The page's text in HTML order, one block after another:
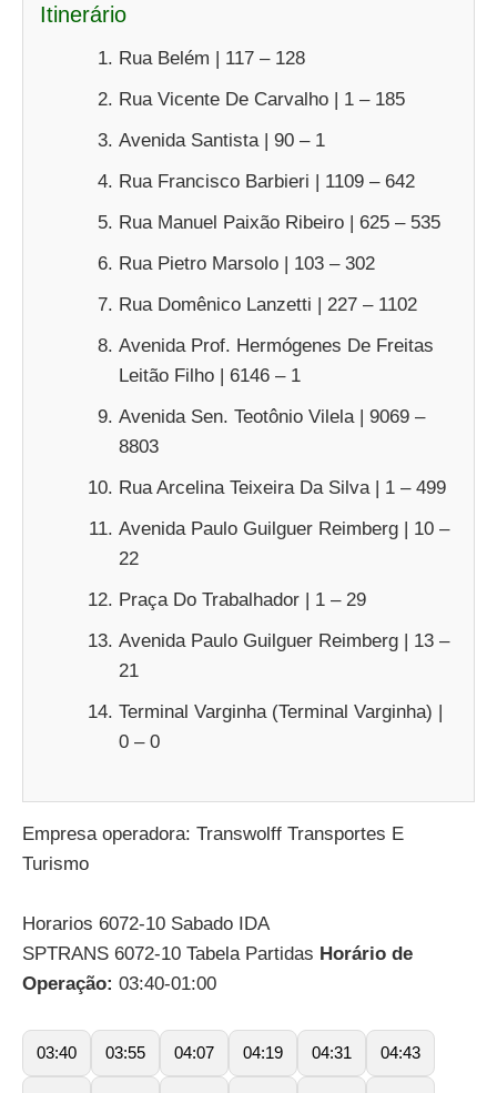
Itinerário
Rua Belém | 117 – 128
Rua Vicente De Carvalho | 1 – 185
Avenida Santista | 90 – 1
Rua Francisco Barbieri | 1109 – 642
Rua Manuel Paixão Ribeiro | 625 – 535
Rua Pietro Marsolo | 103 – 302
Rua Domênico Lanzetti | 227 – 1102
Avenida Prof. Hermógenes De Freitas
Leitão Filho | 6146 – 1
Avenida Sen. Teotônio Vilela | 9069 –
8803
Rua Arcelina Teixeira Da Silva | 1 – 499
Avenida Paulo Guilguer Reimberg | 10 –
22
Praça Do Trabalhador | 1 – 29
Avenida Paulo Guilguer Reimberg | 13 –
21
Terminal Varginha (Terminal Varginha) |
0 – 0
Empresa operadora: Transwolff Transportes E
Turismo
Horarios 6072-10 Sabado IDA
SPTRANS 6072-10 Tabela Partidas Horário de
Operação: 03:40-01:00
03:40 03:55 04:07 04:19 04:31 04:43